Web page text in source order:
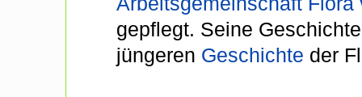
gepflegt. Seine
jüngeren Geschichte der